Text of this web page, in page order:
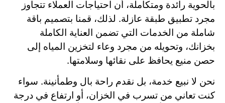
بالحوية رائدة ومتكاملة، أن احتياجات العملاء تتجاوز
مجرد تطبيق طبقة عازلة. لذلك، قمنا بتصميم باقة
شاملة من الخدمات التي تضمن العناية الكاملة
بخزانك، وتحويله من مجرد وعاء لتخزين المياه إلى
حصن منيع يحافظ على نقائها وسلامتها.
نحن لا نبيع خدمة، بل نقدم راحة بال وطمأنينة. سواء
كنت تعاني من تسرب في الخزان، أو ارتفاع في درجة